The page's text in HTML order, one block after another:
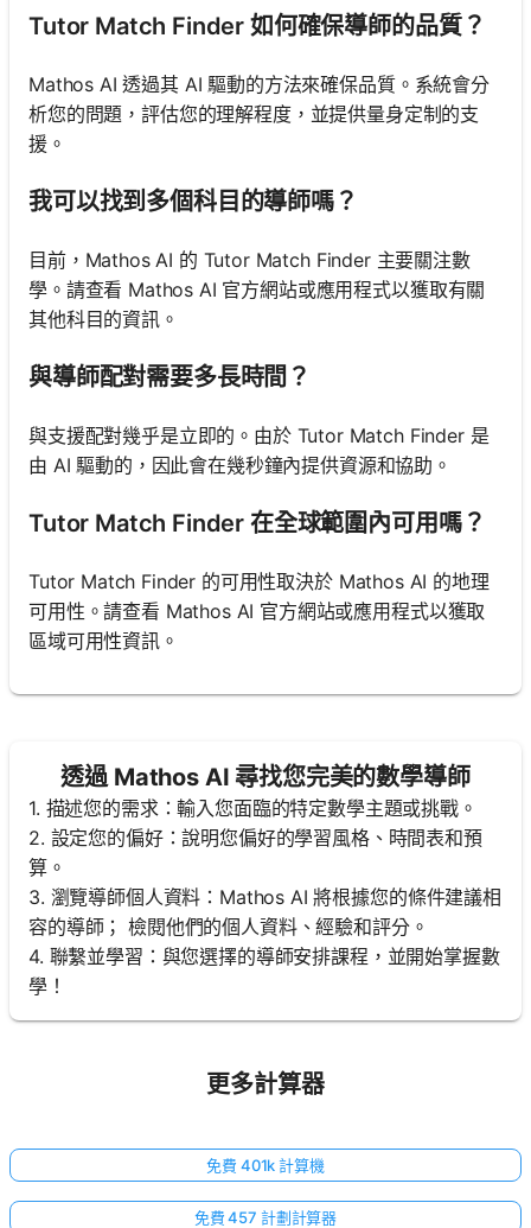
Tutor Match Finder 如何確保導師的品質？
Mathos AI 透過其 AI 驅動的方法來確保品質。系統會分
析您的問題，評估您的理解程度，並提供量身定制的支
援。
我可以找到多個科目的導師嗎？
目前，Mathos AI 的 Tutor Match Finder 主要關注數
學。請查看 Mathos AI 官方網站或應用程式以獲取有關
其他科目的資訊。
與導師配對需要多長時間？
與支援配對幾乎是立即的。由於 Tutor Match Finder 是
由 AI 驅動的，因此會在幾秒鐘內提供資源和協助。
Tutor Match Finder 在全球範圍內可用嗎？
Tutor Match Finder 的可用性取決於 Mathos AI 的地理
可用性。請查看 Mathos AI 官方網站或應用程式以獲取
區域可用性資訊。
透過 Mathos AI 尋找您完美的數學導師
1. 描述您的需求：輸入您面臨的特定數學主題或挑戰。
2. 設定您的偏好：說明您偏好的學習風格、時間表和預
算。
3. 瀏覽導師個人資料：Mathos AI 將根據您的條件建議相
容的導師； 檢閱他們的個人資料、經驗和評分。
4. 聯繫並學習：與您選擇的導師安排課程，並開始掌握數
學！
更多計算器
免費 401k 計算機
免費 457 計劃計算器